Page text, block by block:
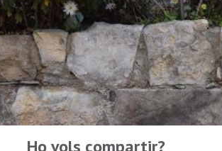
Ho vols compartir?